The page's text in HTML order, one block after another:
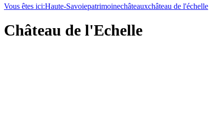
Vous êtes ici:Haute-Savoiepatrimoinechâteauxchâteau de l'échelle
Château de l'Echelle